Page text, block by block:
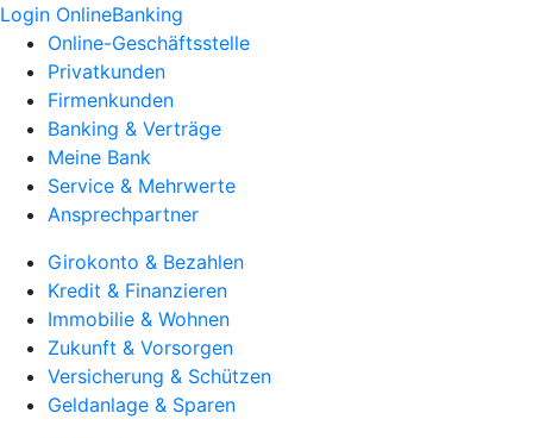
Login OnlineBanking
Online-Geschäftsstelle
Privatkunden
Firmenkunden
Banking & Verträge
Meine Bank
Service & Mehrwerte
Ansprechpartner
Girokonto & Bezahlen
Kredit & Finanzieren
Immobilie & Wohnen
Zukunft & Vorsorgen
Versicherung & Schützen
Geldanlage & Sparen